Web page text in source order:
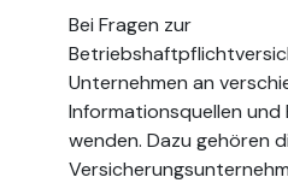
Bei Fragen zur
Unternehmen an
Informationsquellen und
wenden. Dazu gehören